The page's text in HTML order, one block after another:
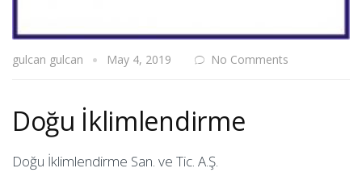
gulcan gulcan May 4, 2019 No Comments
Doğu İklimlendirme
Doğu İklimlendirme San. ve Tic. A.Ş.